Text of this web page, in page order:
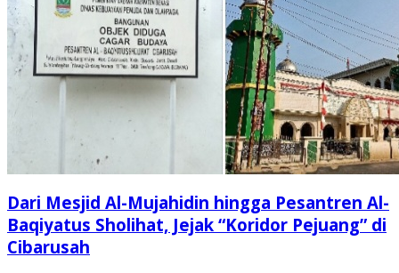
Dari Mesjid Al-Mujahidin hingga Pesantren Al-
Baqiyatus Sholihat, Jejak “Koridor Pejuang” di
Cibarusah